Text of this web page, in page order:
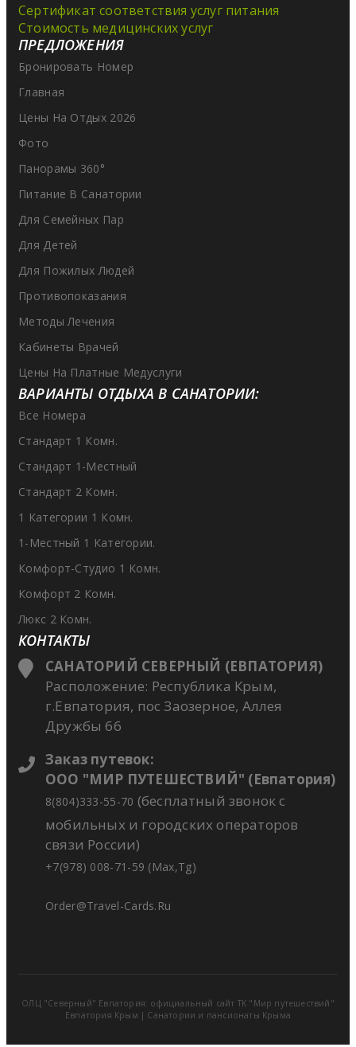
Сертификат соответствия услуг питания
Стоимость медицинских услуг
ПРЕДЛОЖЕНИЯ
Бронировать Номер
Главная
Цены На Отдых 2026
Фото
Панорамы 360°
Питание В Санатории
Для Семейных Пар
Для Детей
Для Пожилых Людей
Противопоказания
Методы Лечения
Кабинеты Врачей
Цены На Платные Медуслуги
ВАРИАНТЫ ОТДЫХА В САНАТОРИИ:
Все Номера
Стандарт 1 Комн.
Стандарт 1-Местный
Стандарт 2 Комн.
1 Категории 1 Комн.
1-Местный 1 Категории.
Комфорт-Студио 1 Комн.
Комфорт 2 Комн.
Люкс 2 Комн.
КОНТАКТЫ
САНАТОРИЙ СЕВЕРНЫЙ (ЕВПАТОРИЯ)
Расположение: Республика Крым,
г.Евпатория, пос Заозерное, Аллея
Дружбы 66
Заказ путевок:
ООО "МИР ПУТЕШЕСТВИЙ" (Евпатория)
8(804)333-55-70 (бесплатный звонок с
мобильных и городских операторов
связи России)
+7(978) 008-71-59 (Max,Tg)
Order@travel-Cards.ru
ОЛЦ "Северный" Евпатория: официальный сайт ТК "Мир путешествий"
Евпатория Крым | Санатории и пансионаты Крыма